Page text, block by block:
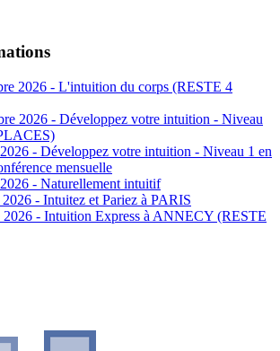
2026 - L'intuition du corps (RESTE 4
2026 - Développez votre intuition - Niveau
- Développez votre intuition - Niveau 1 en
mensuelle
- Naturellement intuitif
- Intuitez et Pariez à PARIS
2026 - Intuition Express à ANNECY (RESTE